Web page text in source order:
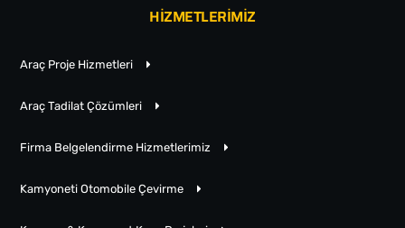
HİZMETLERİMİZ
Araç Proje Hizmetleri
Araç Tadilat Çözümleri
Firma Belgelendirme Hizmetlerimiz
Kamyoneti Otomobile Çevirme